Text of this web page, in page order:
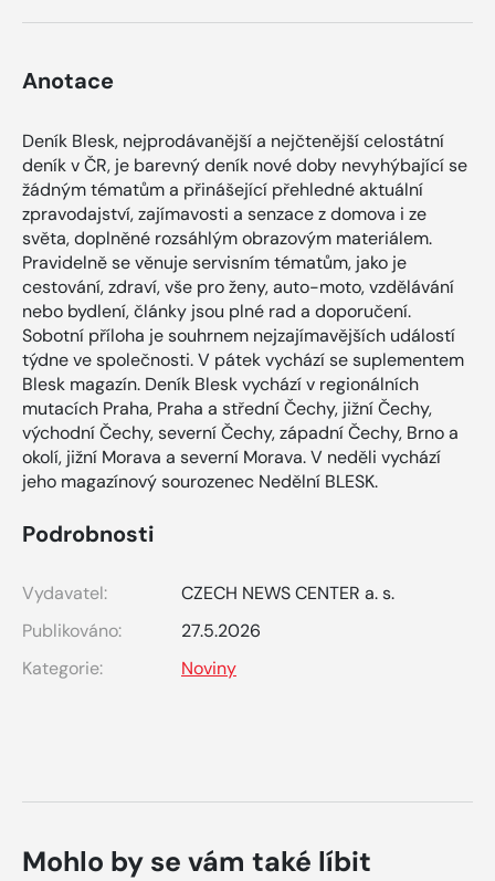
Anotace
Deník Blesk, nejprodávanější a nejčtenější celostátní
deník v ČR, je barevný deník nové doby nevyhýbající se
žádným tématům a přinášející přehledné aktuální
zpravodajství, zajímavosti a senzace z domova i ze
světa, doplněné rozsáhlým obrazovým materiálem.
Pravidelně se věnuje servisním tématům, jako je
cestování, zdraví, vše pro ženy, auto-moto, vzdělávání
nebo bydlení, články jsou plné rad a doporučení.
Sobotní příloha je souhrnem nejzajímavějších událostí
týdne ve společnosti. V pátek vychází se suplementem
Blesk magazín. Deník Blesk vychází v regionálních
mutacích Praha, Praha a střední Čechy, jižní Čechy,
východní Čechy, severní Čechy, západní Čechy, Brno a
okolí, jižní Morava a severní Morava. V neděli vychází
jeho magazínový sourozenec Nedělní BLESK.
Podrobnosti
Vydavatel:
CZECH NEWS CENTER a. s.
Publikováno:
27.5.2026
Kategorie:
Noviny
Mohlo by se vám také líbit